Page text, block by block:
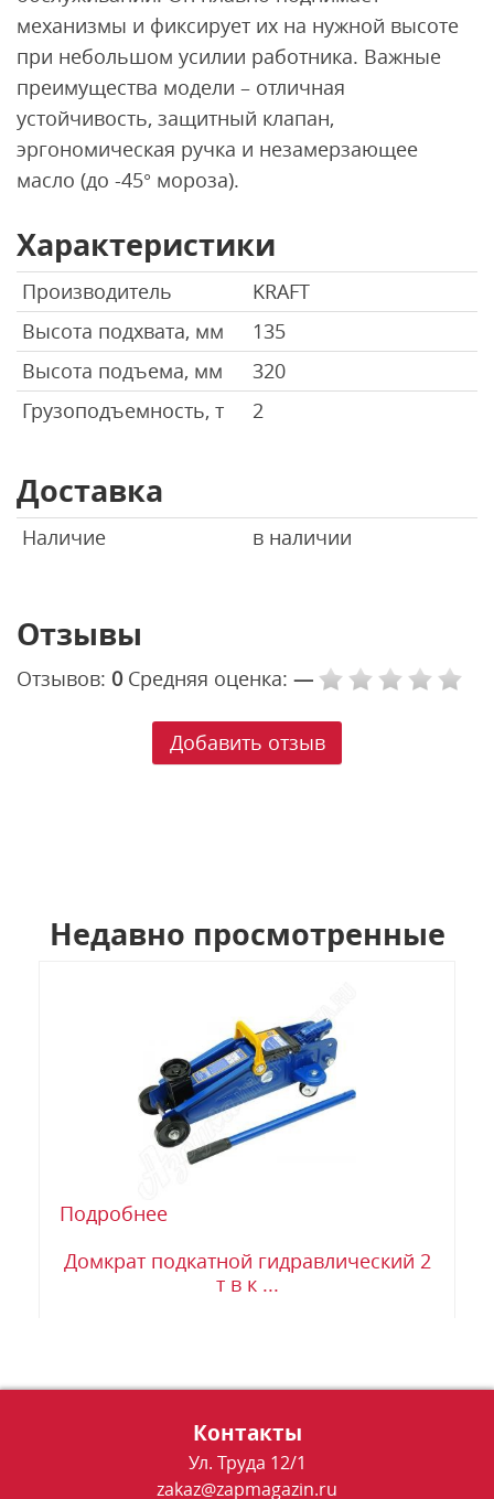
механизмы и фиксирует их на нужной высоте
при небольшом усилии работника. Важные
преимущества модели – отличная
устойчивость, защитный клапан,
эргономическая ручка и незамерзающее
масло (до -45° мороза).
Характеристики
Производитель
KRAFT
Высота подхвата, мм
135
Высота подъема, мм
320
Грузоподъемность, т
2
Доставка
Наличие в наличии
Отзывы
Отзывов: 0 Средняя оценка: —
Добавить отзыв
Недавно просмотренные
Подробнее
Домкрат подкатной гидравлический 2
т в к ...
Контакты
Ул. Труда 12/1
zakaz@zapmagazin.ru